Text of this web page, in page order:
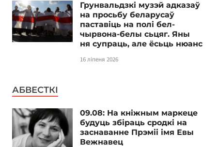
Грунвальдзкі музэй адказаў
на просьбу беларусаў
паставіць на полі бел-
чырвона-белы сьцяг. Яны
ня супраць, але ёсьць нюанс
16 ліпеня 2026
АБВЕСТКІ
09.08: На кніжным маркеце
будуць збіраць сродкі на
заснаванне Прэміі імя Евы
Вежнавец